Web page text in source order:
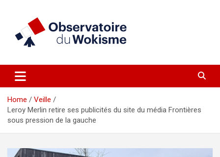
Observatoire du Wokisme
Home
Veille
Leroy Merlin retire ses publicités du site du média Frontières
sous pression de la gauche